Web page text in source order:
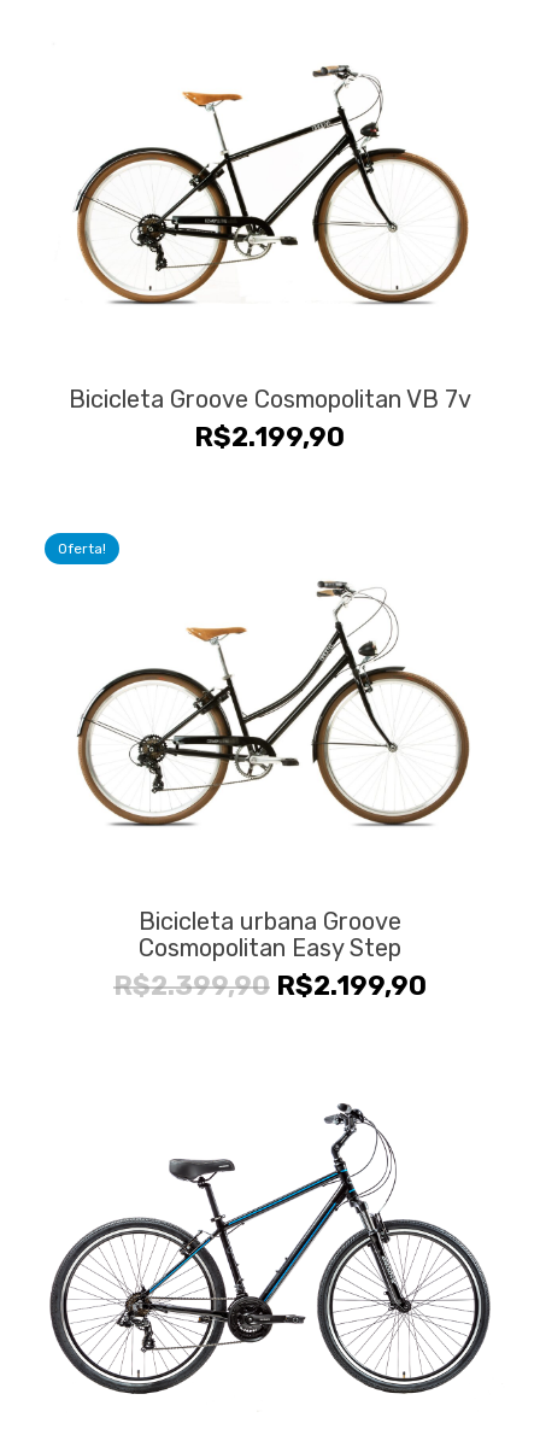
Bicicleta Groove Cosmopolitan VB 7v
R$2.199,90
Oferta!
Bicicleta urbana Groove
Cosmopolitan Easy Step
R$2.399,90 O
R$2.399,90.
R$2.199,90O